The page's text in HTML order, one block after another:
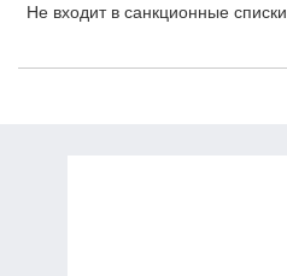
Не входит в санкционные списки